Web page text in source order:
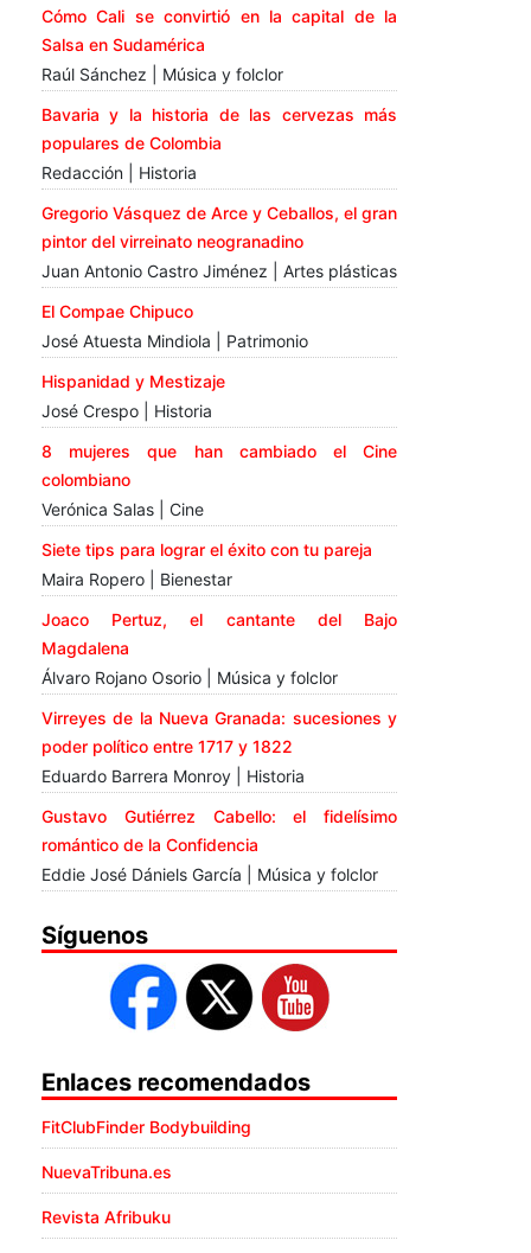
Cómo Cali se convirtió en la capital de la
Salsa en Sudamérica
Raúl Sánchez | Música y folclor
Bavaria y la historia de las cervezas más
populares de Colombia
Redacción | Historia
Gregorio Vásquez de Arce y Ceballos, el gran
pintor del virreinato neogranadino
Juan Antonio Castro Jiménez | Artes plásticas
El Compae Chipuco
José Atuesta Mindiola | Patrimonio
Hispanidad y Mestizaje
José Crespo | Historia
8 mujeres que han cambiado el Cine
colombiano
Verónica Salas | Cine
Siete tips para lograr el éxito con tu pareja
Maira Ropero | Bienestar
Joaco Pertuz, el cantante del Bajo
Magdalena
Álvaro Rojano Osorio | Música y folclor
Virreyes de la Nueva Granada: sucesiones y
poder político entre 1717 y 1822
Eduardo Barrera Monroy | Historia
Gustavo Gutiérrez Cabello: el fidelísimo
romántico de la Confidencia
Eddie José Dániels García | Música y folclor
Síguenos
Enlaces recomendados
FitClubFinder Bodybuilding
NuevaTribuna.es
Revista Afribuku